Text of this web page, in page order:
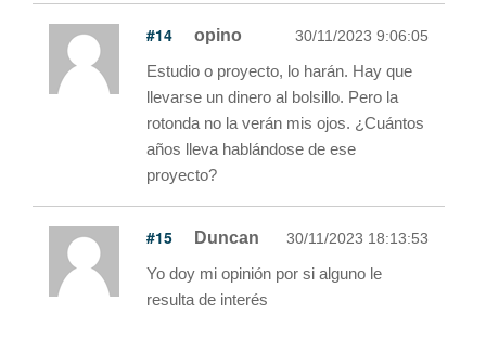
#14 opino 30/11/2023 9:06:05
Estudio o proyecto, lo harán. Hay que
llevarse un dinero al bolsillo. Pero la
rotonda no la verán mis ojos. ¿Cuántos
años lleva hablándose de ese
proyecto?
#15 Duncan 30/11/2023 18:13:53
Yo doy mi opinión por si alguno le
resulta de interés